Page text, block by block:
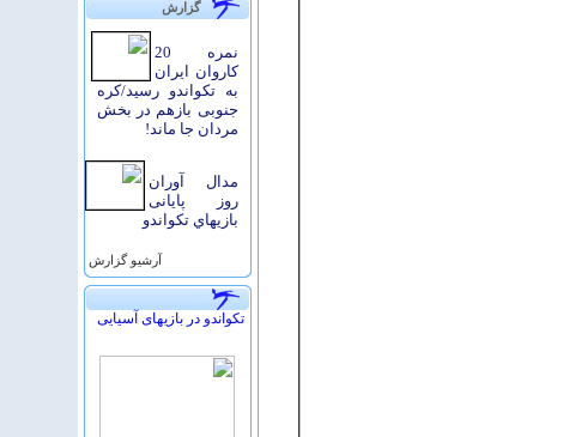
گزارش
نمره 20
کاروان ایران
به تکواندو رسید/کره
جنوبی بازهم در بخش
مردان جا ماند!
مدال آوران
روز پایانی
بازيهاي تكواندو
آرشيو گزارش
تکواندو در بازیهای آسیایی